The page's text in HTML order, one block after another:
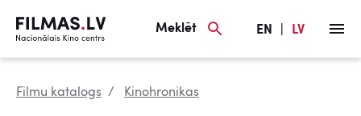
Meklēt EN LV
Filmu katalogs Kinohronikas